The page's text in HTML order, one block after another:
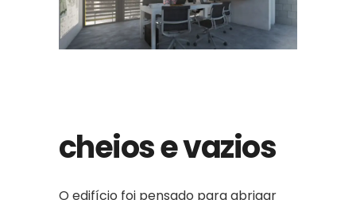
cheios e vazios
O edifício foi pensado para abrigar